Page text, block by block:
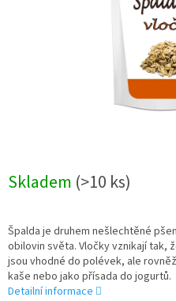
Skladem (>10 ks)
Špalda je druhem nešlechtěné
obilovin světa. Vločky vznikají tak,
jsou vhodné do polévek, ale
kaše nebo jako přísada do jogurtů.
Detailní informace